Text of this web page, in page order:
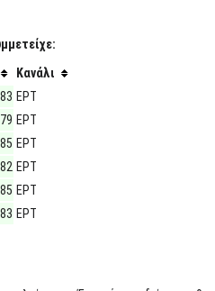
Κανάλι
ΕΡΤ
ΕΡΤ
ΕΡΤ
ΕΡΤ
ΕΡΤ
ΕΡΤ